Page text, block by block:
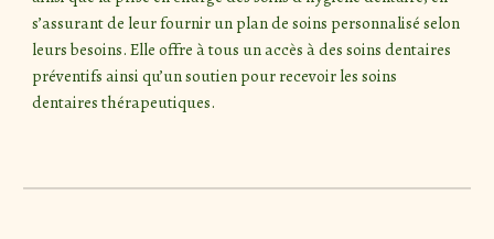
s’assurant de leur fournir un plan de soins personnalisé selon
leurs besoins. Elle offre à tous un accès à des soins dentaires
préventifs ainsi qu’un soutien pour recevoir les soins
dentaires thérapeutiques.